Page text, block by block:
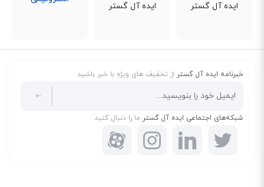
خبرنامه ایده آل گستراز تخفیف های ویژه با خبر باشید
شبکه‌های اجتماعی ایده آل گسترما را دنبال کنید